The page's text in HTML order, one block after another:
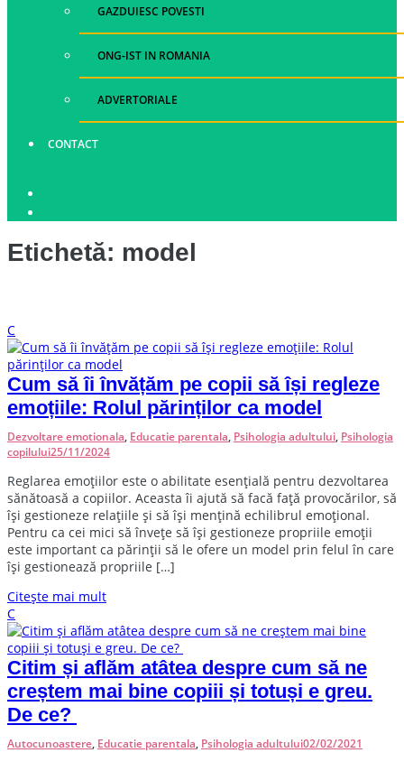
GAZDUIESC POVESTI
ONG-IST IN ROMANIA
ADVERTORIALE
CONTACT
Etichetă: model
C
Cum să îi învățăm pe copii să își regleze
emoțiile: Rolul părinților ca model
Dezvoltare emotionala, Educatie parentala, Psihologia adultului, Psihologia
copilului25/11/2024
Reglarea emoțiilor este o abilitate esențială pentru dezvoltarea
sănătoasă a copiilor. Aceasta îi ajută să facă față provocărilor, să
își gestioneze relațiile și să își mențină echilibrul emoțional.
Pentru ca cei mici să învețe să își gestioneze propriile emoții
este important ca părinții să le ofere un model prin felul în care
își gestionează propriile […]
Citește mai mult
C
Citim și aflăm atâtea despre cum să ne
creștem mai bine copiii și totuși e greu.
De ce?
Autocunoastere, Educatie parentala, Psihologia adultului02/02/2021